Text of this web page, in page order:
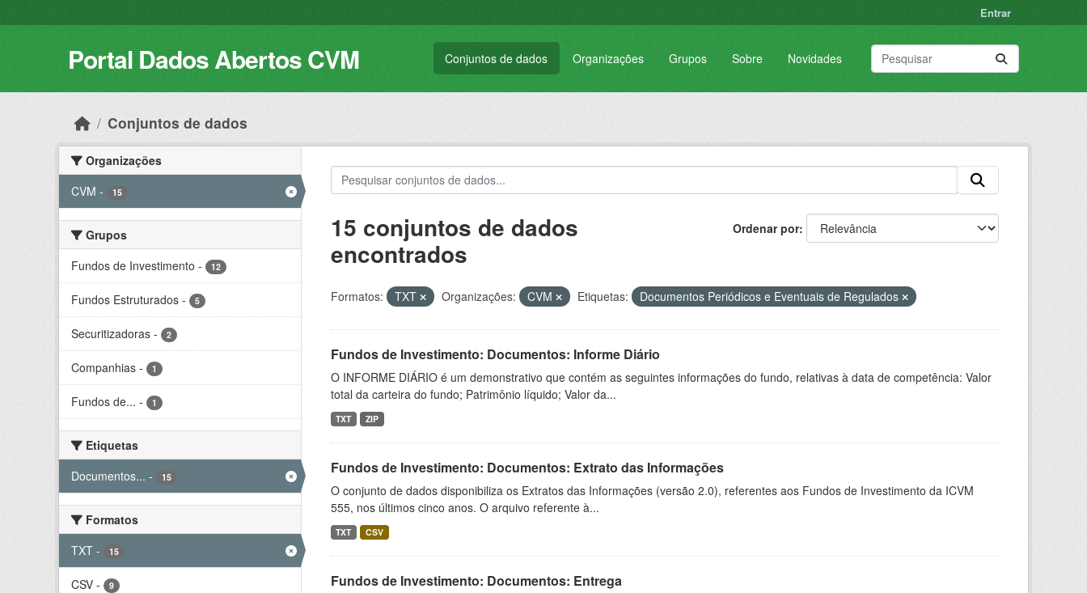
Entrar
Portal Dados Abertos CVM Conjuntos de dados Organizações Grupos Sobre Novidades
Conjuntos de dados
Organizações
CVM - 15
Grupos
Fundos de Investimento - 12
Fundos Estruturados - 5
Securitizadoras - 2
Companhias - 1
Fundos de... - 1
Etiquetas
Documentos... - 15
Formatos
TXT - 15
CSV - 9
Ordenar por
15 conjuntos de dados
encontrados
Formatos: TXT Organizações: CVM Etiquetas: Documentos Periódicos e Eventuais de Regulados
Fundos de Investimento: Documentos: Informe Diário
O INFORME DIÁRIO é um demonstrativo que contém as seguintes informações do fundo, relativas à data de competência: Valor
total da carteira do fundo; Patrimônio líquido; Valor da...
TXT ZIP
Fundos de Investimento: Documentos: Extrato das Informações
O conjunto de dados disponibiliza os Extratos das Informações (versão 2.0), referentes aos Fundos de Investimento da ICVM
555, nos últimos cinco anos. O arquivo referente à...
TXT CSV
Fundos de Investimento: Documentos: Entrega